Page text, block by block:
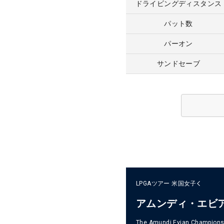
ドライビングディスタンス
パット数
パーオン
サンドセーブ
LPGAツアー 米国女子
アムンディ・エビ
The Amundi Evian